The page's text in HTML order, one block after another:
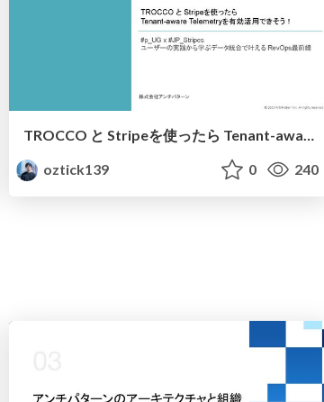
TROCCO と Stripeを使ったら Tenant-aware Telemetryを有効活用できそう！ / Using TROCCO and Stripe, it seems possible to effectively utilize tenant-aware telemetry!
oztick139
0 240